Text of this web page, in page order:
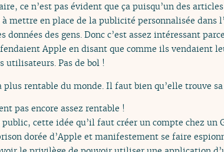
ce n’est pas évident que ça puisqu’un des
mettre en place de la publicité personnalisée dans
des gens. Donc c’est assez intéressant
Apple en disant que comme ils vendaient
utilisateurs. Pas de bol !
plus rentable du monde. Il faut bien qu’elle trouve
pas encore assez rentable !
public, cette idée qu’il faut créer un compte chez
dorée d’Apple et manifestement se faire